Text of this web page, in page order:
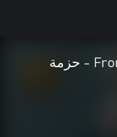
War Robots:‏ Frontiers - حزمة